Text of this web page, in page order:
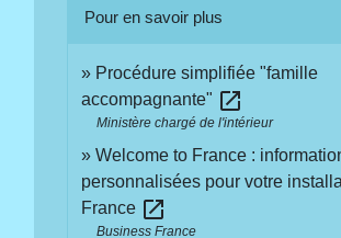
Pour en savoir plus
Procédure simplifiée "famille
accompagnante" open_in_new
Ministère chargé de l'intérieur
Welcome to France :
personnalisées pour votre
France open_in_new
Business France